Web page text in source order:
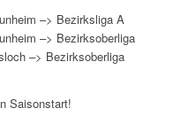
–> Bezirksliga A
–> Bezirksoberliga
–> Bezirksoberliga
Saisonstart!